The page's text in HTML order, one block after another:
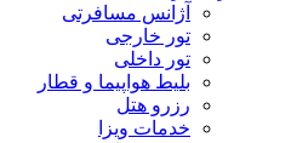
آژانس مسافرتی
تور خارجی
تور داخلی
بلیط هواپیما و قطار
رزرو هتل
خدمات ویزا